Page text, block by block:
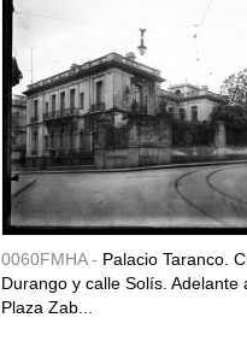
0060FMHA - Palacio Taranco.
Durango y calle Solís. Adelante
Plaza Zab...